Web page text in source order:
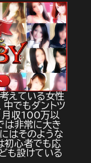
えている女性
でもダントツ
月収100万以
は非常に大き
はそのような
初心者でも応
も設けている